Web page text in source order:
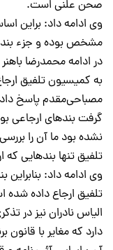
صحن علنی است.
وی ادامه داد: براین
مشخص بوده و جزء
در ادامه محمدرضا
به کمیسیون تلفیق
مصباحی‌مقدم پاسخ
گرفت بندهای ارجاعی
نشده بود ما آن را
تلفیق تنها بندهایی که
تلفیق ارجاع داده
الیاس نادران نیز در
دارد که مغایر با